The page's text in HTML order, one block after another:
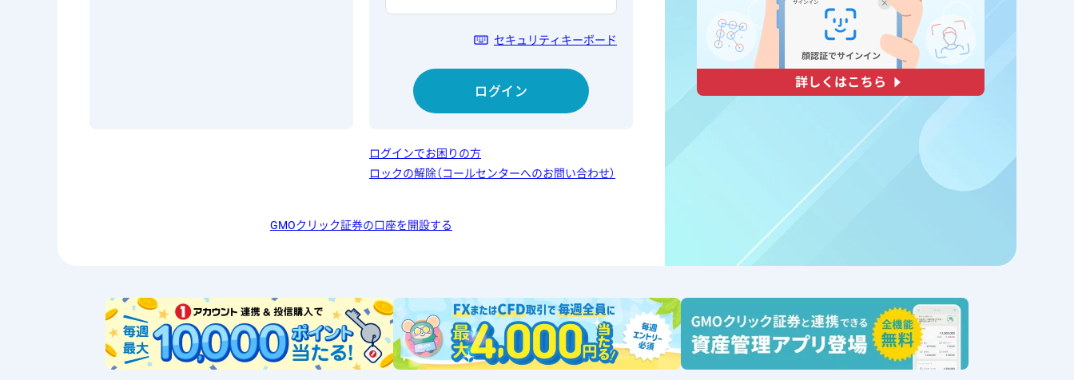
セキュリティキーボード
ログイン
ログインでお困りの方
ロックの解除（コールセンターへのお問い合わせ）
GMOクリック証券の口座を開設する